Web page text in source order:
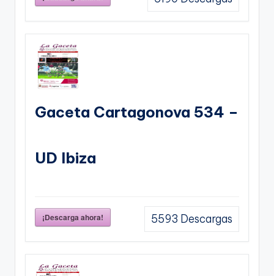
Gaceta Cartagonova 534 –
UD Ibiza
¡Descarga ahora! 5593 Descargas